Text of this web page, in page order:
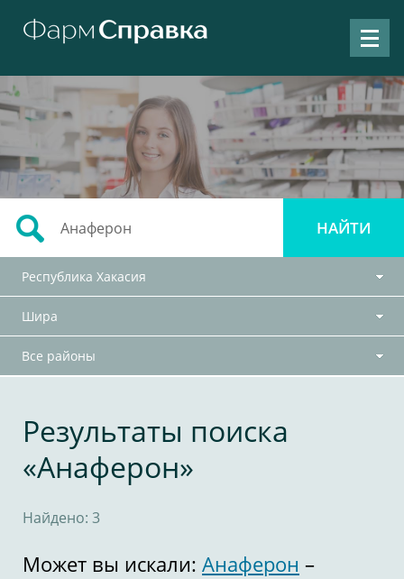
Республика Хакасия
Шира
Все районы
Результаты поиска
«Анаферон»
Найдено: 3
Может вы искали: Анаферон –